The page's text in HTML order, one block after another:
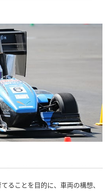
ることを目的に、車両の構想、